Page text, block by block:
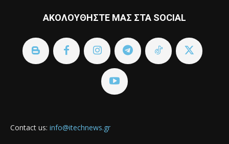
ΑΚΟΛΟΥΘΗΣΤΕ ΜΑΣ ΣΤΑ SOCIAL
Contact us: info@itechnews.gr